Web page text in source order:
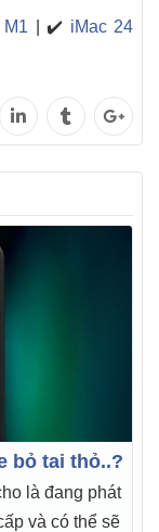
| ✔️ iMac 24
bỏ tai thỏ..?
là đang phát
và có thể sẽ